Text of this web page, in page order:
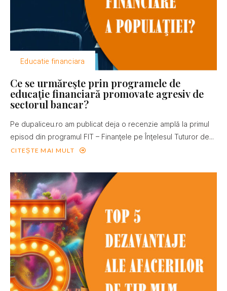
Educatie financiara
Ce se urmăreşte prin programele de
educaţie financiară promovate agresiv de
sectorul bancar?
Pe dupaliceu.ro am publicat deja o recenzie amplă la primul
episod din programul FIT – Finanţele pe Înţelesul Tuturor de...
CITEȘTE MAI MULT